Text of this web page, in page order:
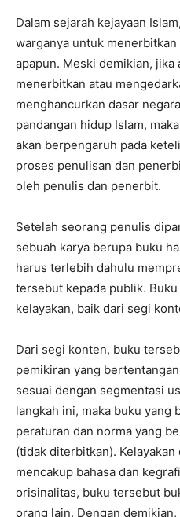
Dalam sejarah kejayaan
warganya untuk
apapun. Meski demikian, jika
menerbitkan atau
menghancurkan dasar
pandangan hidup Islam,
akan berpengaruh pada
proses penulisan dan
oleh penulis dan penerbit.
Setelah seorang penulis
sebuah karya berupa buku
harus terlebih dahulu
tersebut kepada publik.
kelayakan, baik dari segi
Dari segi konten, buku
pemikiran yang
sesuai dengan segmentasi
langkah ini, maka buku yang
peraturan dan norma yang
(tidak diterbitkan).
mencakup bahasa dan
orisinalitas, buku tersebut
orang lain. Dengan